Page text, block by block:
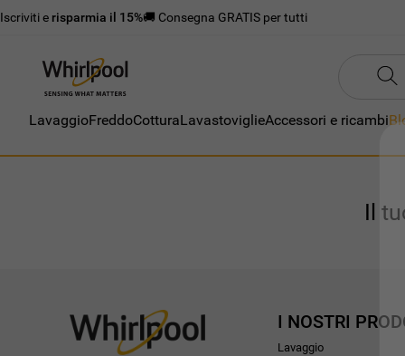
Iscriviti e risparmia il 15%🚚 Consegna GRATIS per tutti
LavaggioFreddoCotturaLavastoviglieAccessori e ricambi
Il
I NOSTRI
Lavaggio